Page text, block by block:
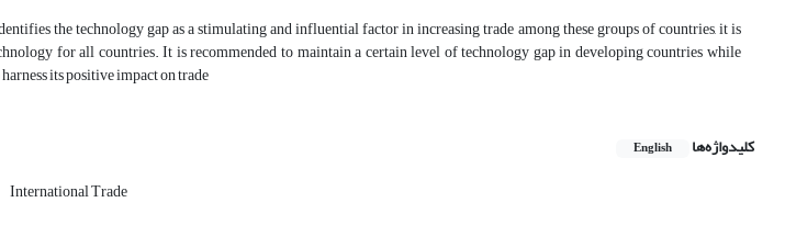
the technology gap as a stimulating and influential factor in increasing trade among these groups of countries, it is
for all countries. It is recommended to maintain a certain level of technology gap in developing countries while
its positive impact on trade
کلیدواژه‌ها English
International Trade